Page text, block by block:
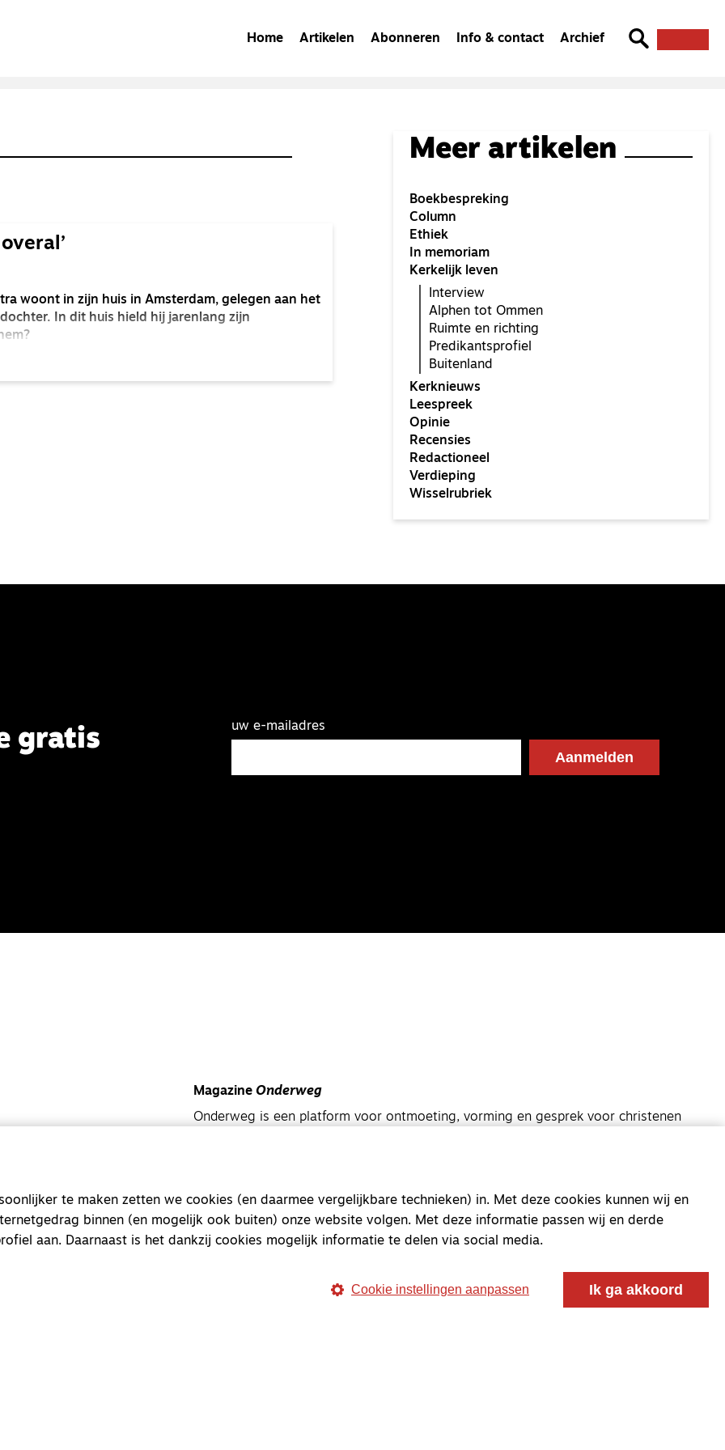
Home Artikelen Abonneren Info & contact Archief
woont in zijn huis in Amsterdam, gelegen aan het
In dit huis hield hij jarenlang zijn
Meer artikelen
Boekbespreking
Column
Ethiek
In memoriam
Kerkelijk leven
Interview
Alphen tot Ommen
Ruimte en richting
Predikantsprofiel
Buitenland
Kerknieuws
Leespreek
Opinie
Recensies
Redactioneel
Verdieping
Wisselrubriek
gratis
uw e-mailadres
Magazine Onderweg
Onderweg is een platform voor ontmoeting, vorming en gesprek voor christenen
Kvk-nummer 33277063
NL46 INGB 0117 5827 86
te maken zetten we cookies (en daarmee vergelijkbare technieken) in. Met deze cookies kunnen wij en
binnen (en mogelijk ook buiten) onze website volgen. Met deze informatie passen wij en derde
aan. Daarnaast is het dankzij cookies mogelijk informatie te delen via social media.
Cookie instellingen aanpassen Ik ga akkoord